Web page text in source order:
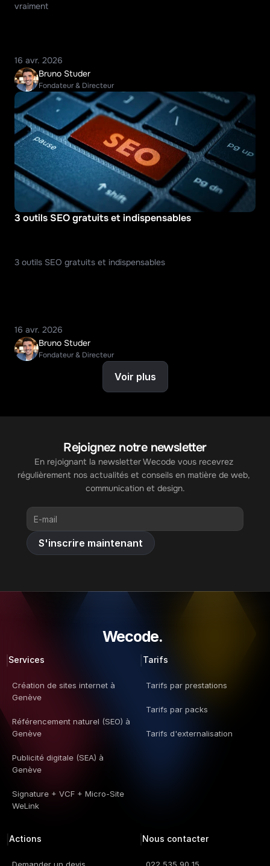
vraiment
16 avr. 2026
Bruno Studer
Fondateur & Directeur
3 outils SEO gratuits et indispensables
3 outils SEO gratuits et indispensables
16 avr. 2026
Bruno Studer
Fondateur & Directeur
Voir plus
Rejoignez notre newsletter
En rejoignant la newsletter Wecode vous recevrez
régulièrement nos actualités et conseils en matière de web,
communication et design.
S'inscrire maintenant
Wecode.
Services
Création de sites internet à
Genève
Référencement naturel (SEO) à
Genève
Publicité digitale (SEA) à
Genève
Signature + VCF + Micro-Site
WeLink
Tarifs
Tarifs par prestations
Tarifs par packs
Tarifs d'externalisation
Actions Nous contacter